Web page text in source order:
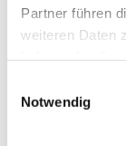
Partner führen
weiteren Daten
Notwendig